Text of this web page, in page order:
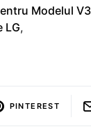
Modelul
LG,
PINTEREST